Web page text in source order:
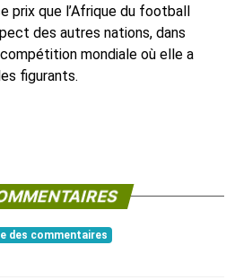
prix que l’Afrique du football
des autres nations, dans
mondiale où elle a
figurants.
des commentaires